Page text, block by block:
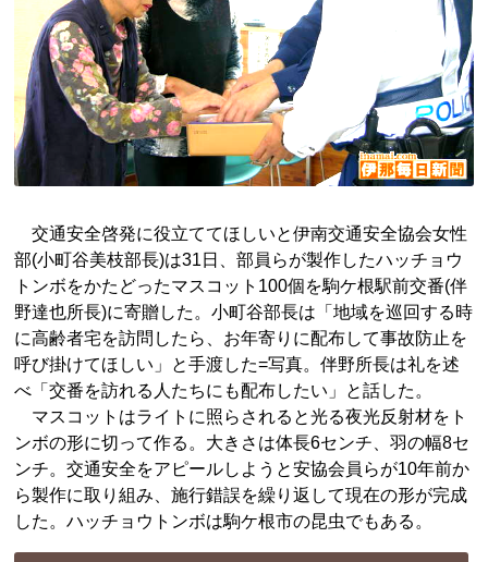
交通安全啓発に役立ててほしいと伊南交通安全協会女性
部(小町谷美枝部長)は31日、部員らが製作したハッチョウ
トンボをかたどったマスコット100個を駒ケ根駅前交番(伴
野達也所長)に寄贈した。小町谷部長は「地域を巡回する時
に高齢者宅を訪問したら、お年寄りに配布して事故防止を
呼び掛けてほしい」と手渡した=写真。伴野所長は礼を述
べ「交番を訪れる人たちにも配布したい」と話した。
マスコットはライトに照らされると光る夜光反射材をト
ンボの形に切って作る。大きさは体長6センチ、羽の幅8セ
ンチ。交通安全をアピールしようと安協会員らが10年前か
ら製作に取り組み、施行錯誤を繰り返して現在の形が完成
した。ハッチョウトンボは駒ケ根市の昆虫でもある。